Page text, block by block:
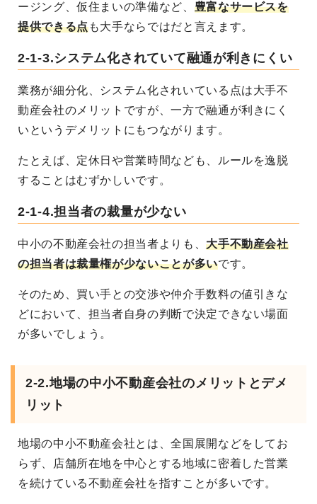
ージング、仮住まいの準備など、 豊富なサービスを
提供できる点も大手ならではだと言えます。
2-1-3.システム化されていて融通が利きにくい
業務が細分化、システム化されいている点は大手不
動産会社のメリットですが、一方で融通が利きにく
いというデメリットにもつながります。
たとえば、定休日や営業時間なども、ルールを逸脱
することはむずかしいです。
2-1-4.担当者の裁量が少ない
中小の不動産会社の担当者よりも、大手不動産会社
の担当者は裁量権が少ないことが多いです。
そのため、買い手との交渉や仲介手数料の値引きな
どにおいて、担当者自身の判断で決定できない場面
が多いでしょう。
2-2.地場の中小不動産会社のメリットとデメ
リット
地場の中小不動産会社とは、全国展開などをしてお
らず、店舗所在地を中心とする地域に密着した営業
を続けている不動産会社を指すことが多いです。